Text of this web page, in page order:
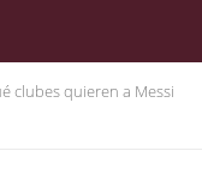
clubes quieren a Messi